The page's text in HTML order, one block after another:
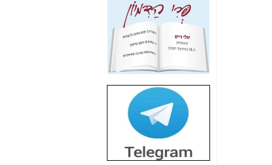
"יש אפליה בחקירה"?
חשיפה: למה השר
משה כחלון לא נחקר
עד היום? -
כאן
הדומה לזו של "תיק
4000" אך בתחום
הסלולר -
חשיפת מה שלא
רוצים שתדעו בעניין
פריסת אנלימיטד
(בניחוח בלתי נסבל) -
כאן